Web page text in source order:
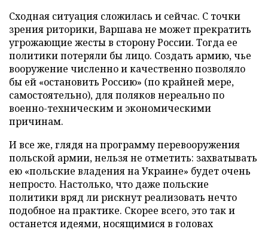
Сходная ситуация сложилась и сейчас. С точки
зрения риторики, Варшава не может прекратить
угрожающие жесты в сторону России. Тогда ее
политики потеряли бы лицо. Создать армию, чье
вооружение численно и качественно позволяло
бы ей «остановить Россию» (по крайней мере,
самостоятельно), для поляков нереально по
военно-техническим и экономическими
причинам.
И все же, глядя на программу перевооружения
польской армии, нельзя не отметить: захватывать
ею «польские владения на Украине» будет очень
непросто. Настолько, что даже польские
политики вряд ли рискнут реализовать нечто
подобное на практике. Скорее всего, это так и
останется идеями, носящимися в головах